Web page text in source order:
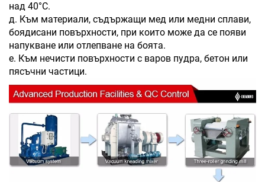
над 40°C.
д. Към материали, съдържащи мед или медни сплави,
боядисани повърхности, при които може да се появи
напукване или отлепване на боята.
е. Към нечисти повърхности с варов пудра, бетон или
пясъчни частици.